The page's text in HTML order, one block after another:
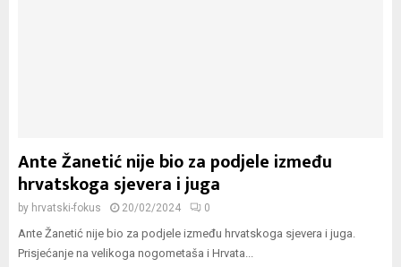
Ante Žanetić nije bio za podjele između
hrvatskoga sjevera i juga
by hrvatski-fokus 20/02/2024 0
Ante Žanetić nije bio za podjele između hrvatskoga sjevera i juga.
Prisjećanje na velikoga nogometaša i Hrvata...